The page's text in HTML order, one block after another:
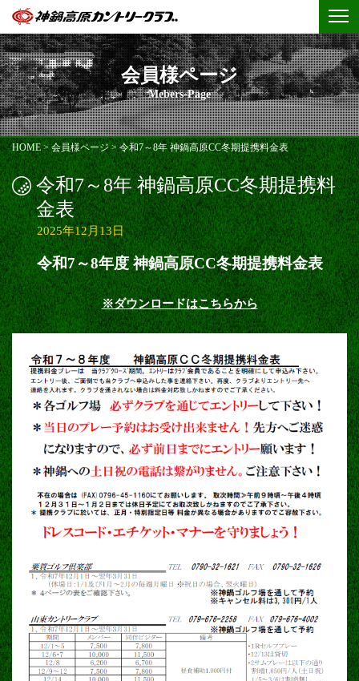
会員様ページ
Mebers-Page
HOME>会員様ページ>令和7～8年 神鍋高原CC冬期提携料金表
令和7～8年 神鍋高原CC冬期提携料
金表
2025年12月13日
令和7～8年度 神鍋高原CC冬期提携料金表
※ダウンロードはこちらから